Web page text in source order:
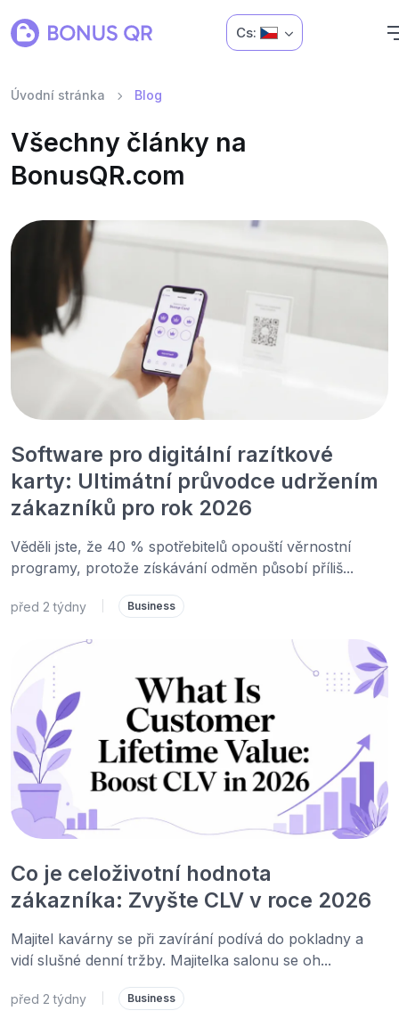
Cs:
Úvodní stránka Blog
Všechny články na
BonusQR.com
Software pro digitální razítkové
karty: Ultimátní průvodce udržením
zákazníků pro rok 2026
Věděli jste, že 40 % spotřebitelů opouští věrnostní
programy, protože získávání odměn působí příliš...
před 2 týdny Business
Co je celoživotní hodnota
zákazníka: Zvyšte CLV v roce 2026
Majitel kavárny se při zavírání podívá do pokladny a
vidí slušné denní tržby. Majitelka salonu se oh...
před 2 týdny Business